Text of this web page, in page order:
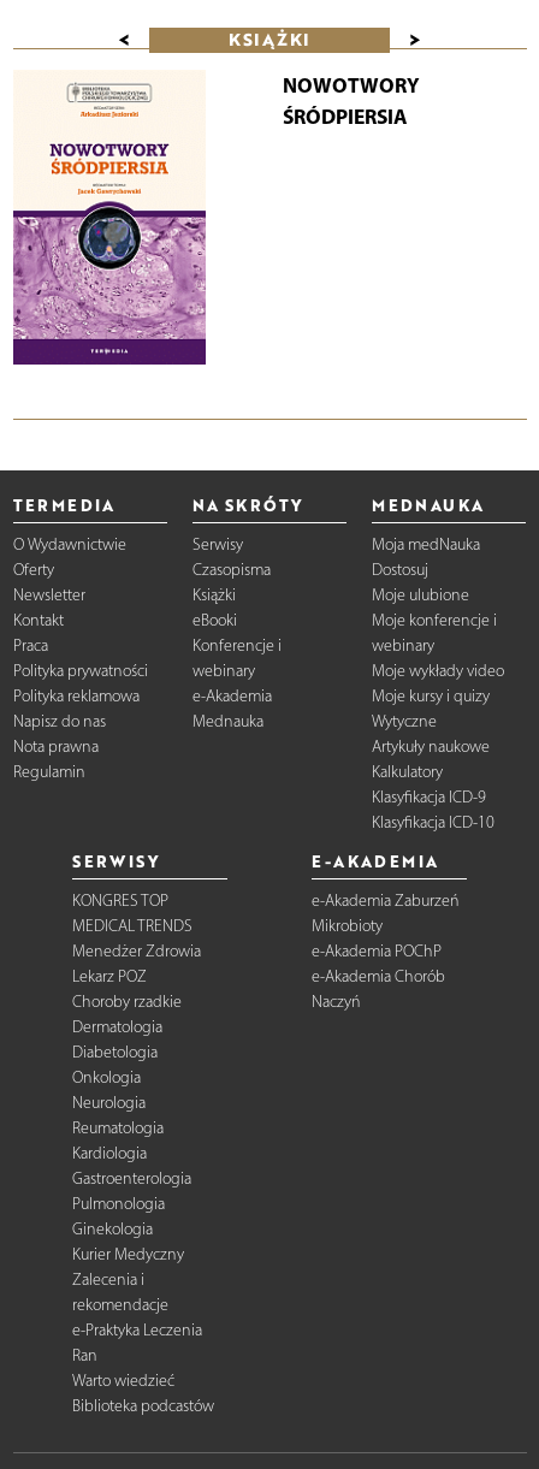
< KSIĄŻKI >
NOWOTWORY
ŚRÓDPIERSIA
TERMEDIA
O Wydawnictwie
Oferty
Newsletter
Kontakt
Praca
Polityka prywatności
Polityka reklamowa
Napisz do nas
Nota prawna
Regulamin
NA SKRÓTY
Serwisy
Czasopisma
Książki
eBooki
Konferencje i
webinary
e-Akademia
Mednauka
MEDNAUKA
Moja medNauka
Dostosuj
Moje ulubione
Moje konferencje i
webinary
Moje wykłady video
Moje kursy i quizy
Wytyczne
Artykuły naukowe
Kalkulatory
Klasyfikacja ICD-9
Klasyfikacja ICD-10
SERWISY
KONGRES TOP
MEDICAL TRENDS
Menedżer Zdrowia
Lekarz POZ
Choroby rzadkie
Dermatologia
Diabetologia
Onkologia
Neurologia
Reumatologia
Kardiologia
Gastroenterologia
Pulmonologia
Ginekologia
Kurier Medyczny
Zalecenia i
rekomendacje
e-Praktyka Leczenia
Ran
Warto wiedzieć
Biblioteka podcastów
E-AKADEMIA
e-Akademia Zaburzeń
Mikrobioty
e-Akademia POChP
e-Akademia Chorób
Naczyń